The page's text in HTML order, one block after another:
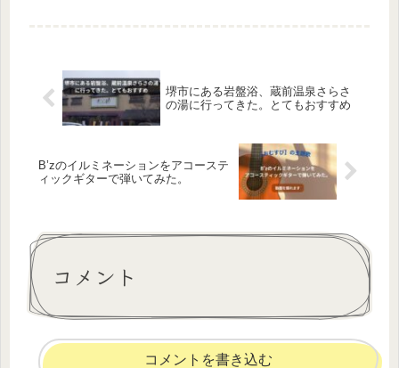
堺市にある岩盤浴、蔵前温泉さらさ
の湯に行ってきた。とてもおすすめ
B’zのイルミネーションをアコーステ
ィックギターで弾いてみた。
コメント
コメントを書き込む